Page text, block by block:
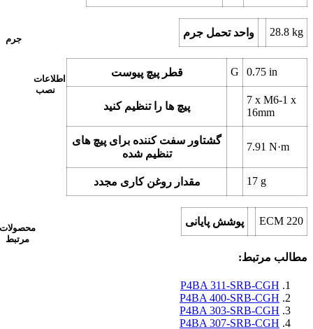
جرم
واحد تحمل جرم 28.8 kg
اطلاعات
نصب
قطر پیچ پیوست G 0.75 in
پیچ ها را تنظیم کنید
7 x M6-1 x
16mm
گشتاور سفت کننده برای پیچ های
تنظیم شده
7.91 N·m
مقدار روغن کاری مجدد 17 g
محصولات
مرتبط
پوشش پایانی ECM 220
مطالب مرتبط:
P4BA 311-SRB-CGH
P4BA 400-SRB-CGH
P4BA 303-SRB-CGH
P4BA 307-SRB-CGH